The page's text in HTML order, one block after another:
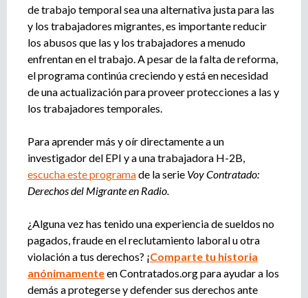
de trabajo temporal sea una alternativa justa para las
y los trabajadores migrantes, es importante reducir
los abusos que las y los trabajadores a menudo
enfrentan en el trabajo. A pesar de la falta de reforma,
el programa continúa creciendo y está en necesidad
de una actualización para proveer protecciones a las y
los trabajadores temporales.
Para aprender más y oír directamente a un
investigador del EPI y a una trabajadora H-2B,
escucha este programade la serie Voy Contratado:
Derechos del Migrante en Radio.
¿Alguna vez has tenido una experiencia de sueldos no
pagados, fraude en el reclutamiento laboral u otra
violación a tus derechos? ¡Comparte tu historia
anónimamenteen Contratados.org para ayudar a los
demás a protegerse y defender sus derechos ante